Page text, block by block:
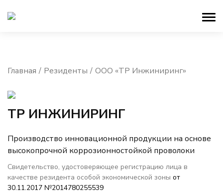
Главная Резиденты ООО «ТР Инжиниринг»
ТР ИНЖИНИРИНГ
Производство инновационной продукции на основе
высокопрочной коррозионностойкой проволоки
Свидетельство, удостоверяющее регистрацию лица в
качестве резидента особой экономической зоны от
30.11.2017 №2014780255539